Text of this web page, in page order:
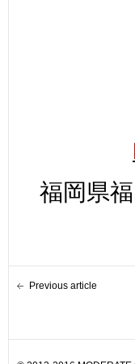
福岡県
Previous article